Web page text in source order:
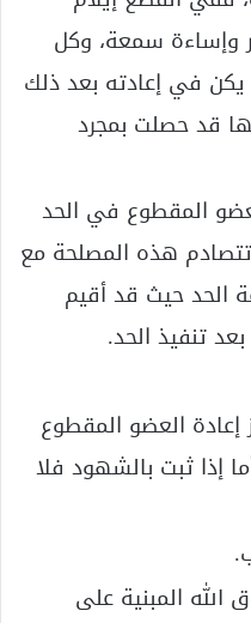
وإساءة سمعة، وكل
في إعادته بعد ذلك
قد حصلت بمجرد
المقطوع في الحد
هذه المصلحة مع
الحد حيث قد أقيم
تنفيذ الحد.
إعادة العضو المقطوع
إذا ثبت بالشهود فلا
المبنية على